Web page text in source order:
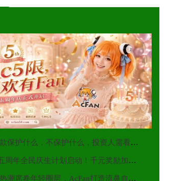
祖父条款保护什么，不保护什么，投资人需看清边界
AcFan五周年全民庆生计划启动！千元奖励加码，流鼻血级创作福利点燃暑期二创热潮
世界杯热潮席卷年轻圈层，AcFan打造流鼻血级看球互动盛宴，开启今夏世界杯第二观赛现场